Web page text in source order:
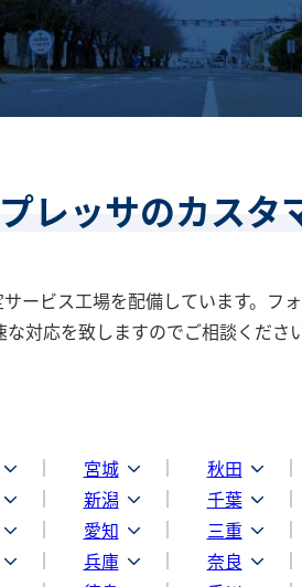
レッサのカスタ
ービス工場を配備しています。
対応を致しますのでご相談ください
宮城 秋田
新潟 千葉
愛知 三重
兵庫 奈良